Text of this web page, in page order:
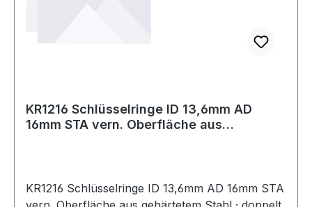
KR1216 Schlüsselringe ID 13,6mm AD
16mm STA vern. Oberfläche aus
KR1216 Schlüsselringe ID 13,6mm AD 16mm STA